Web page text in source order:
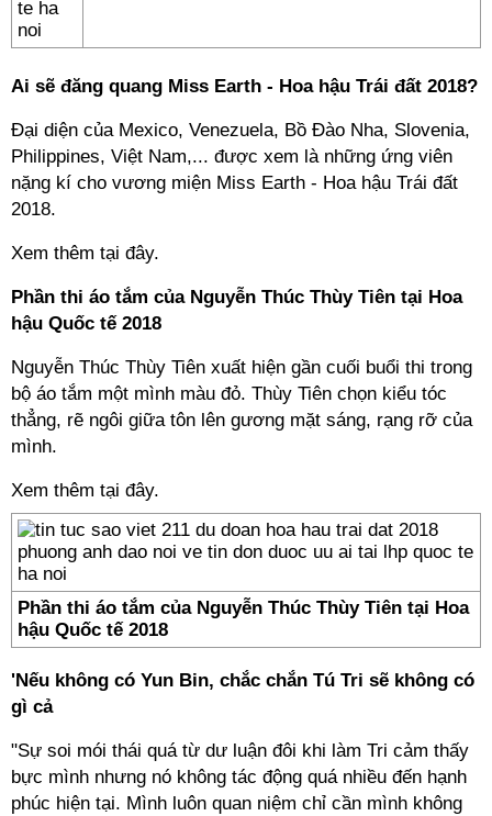
Ai sẽ đăng quang Miss Earth - Hoa hậu Trái đất 2018?
Đại diện của Mexico, Venezuela, Bồ Đào Nha, Slovenia,
Philippines, Việt Nam,... được xem là những ứng viên
nặng kí cho vương miện Miss Earth - Hoa hậu Trái đất
2018.
Xem thêm tại đây.
Phần thi áo tắm của Nguyễn Thúc Thùy Tiên tại Hoa
hậu Quốc tế 2018
Nguyễn Thúc Thùy Tiên xuất hiện gần cuối buổi thi trong
bộ áo tắm một mình màu đỏ. Thùy Tiên chọn kiểu tóc
thẳng, rẽ ngôi giữa tôn lên gương mặt sáng, rạng rỡ của
mình.
Xem thêm tại đây.
Phần thi áo tắm của Nguyễn Thúc Thùy Tiên tại Hoa
hậu Quốc tế 2018
'Nếu không có Yun Bin, chắc chắn Tú Tri sẽ không có
gì cả
"Sự soi mói thái quá từ dư luận đôi khi làm Tri cảm thấy
bực mình nhưng nó không tác động quá nhiều đến hạnh
phúc hiện tại. Mình luôn quan niệm chỉ cần mình không